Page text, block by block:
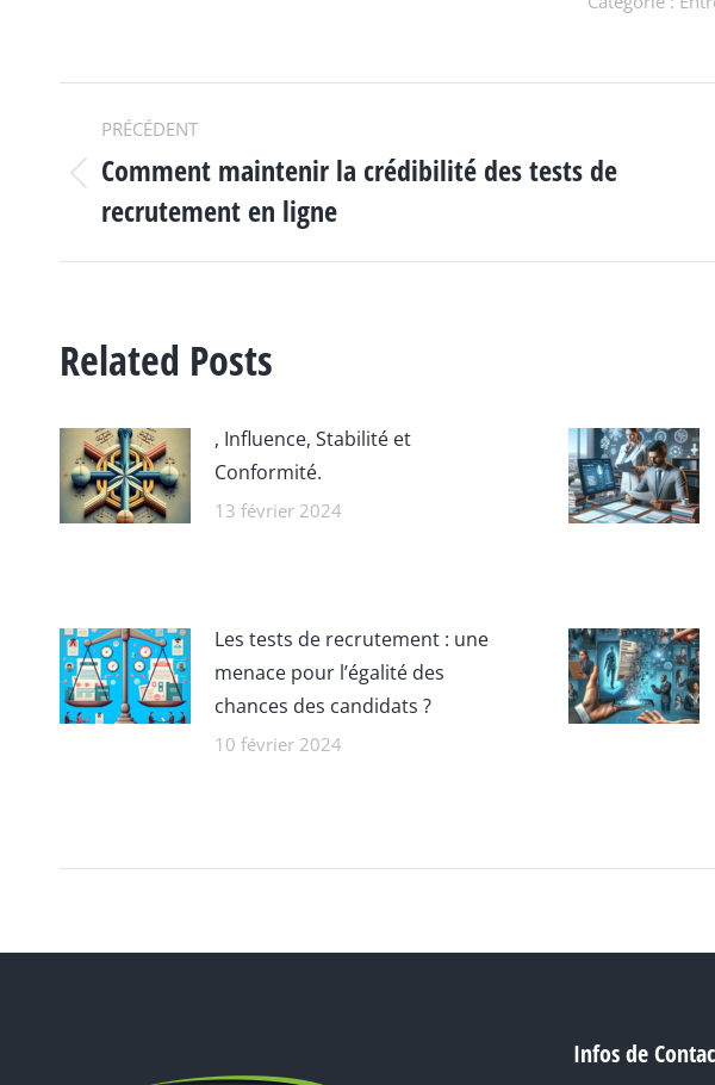
NAVIGATION
ARTICLE
PRÉCÉDENT
Article
précédent
:
Comment maintenir la crédibilité des tests de
recrutement en ligne
Related Posts
, Influence, Stabilité et
Conformité.
13 février 2024
Les tests de recrutement : une
menace pour l’égalité des
chances des candidats ?
10 février 2024
Infos de